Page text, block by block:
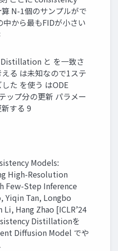
N-1個のサンプルがで
中から最もFIDが小さい
と を一致さ
る は未知なので1ステ
た を使う はODE
ップ分の更新 パラメー
する 9
Models:
High-Resolution
Few-Step Inference
Yiqin Tan, Longbo
Li, Hang Zhao [ICLR’24
Distillationを
Diffusion Model でや